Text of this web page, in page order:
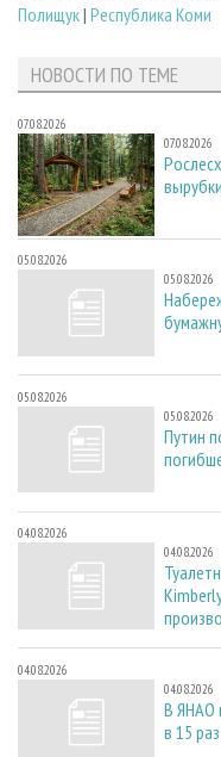
Полищук| Республика Коми
НОВОСТИ ПО ТЕМЕ
07.08.2026
07.08.2026
вырубки
05.08.2026
05.08.2026
05.08.2026
05.08.2026
Путин
04.08.2026
04.08.2026
04.08.2026
04.08.2026
В ЯНАО
в 15